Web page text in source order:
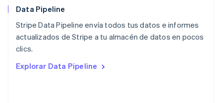
Data Pipeline
Stripe Data Pipeline envía todos tus datos e informes
actualizados de Stripe a tu almacén de datos en pocos
clics.
Explorar Data Pipeline
Noruega
English
Nueva Zelanda
English
Polonia